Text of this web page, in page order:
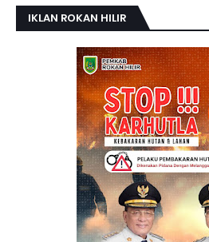
IKLAN ROKAN HILIR